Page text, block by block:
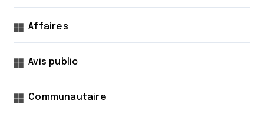
Affaires
Avis public
Communautaire